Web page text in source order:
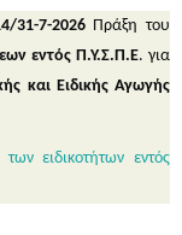
31-7-2026Πράξη του
εντός Π.Υ.Σ.Π.Ε. για
και Ειδικής Αγωγής
ειδικοτήτων εντός